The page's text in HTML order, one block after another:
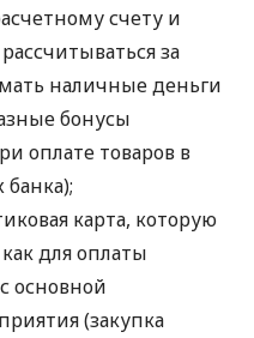
счету и
за
наличные деньги
бонусы
оплате товаров в
карта, которую
для оплаты
основной
(закупка